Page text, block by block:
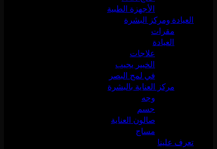
الأجهزة الطبية
العيادة ومركز البشرة
مقرات
العيادة
علاجات
الخبير يجيب
في لمح البصر
مركز العناية بالبشرة
وجه
جسم
صالون العناية
مساج
تعرف علينا